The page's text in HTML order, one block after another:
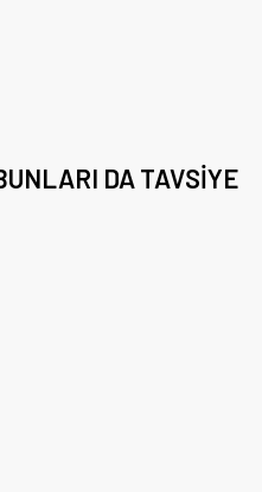
DA TAVSIYE